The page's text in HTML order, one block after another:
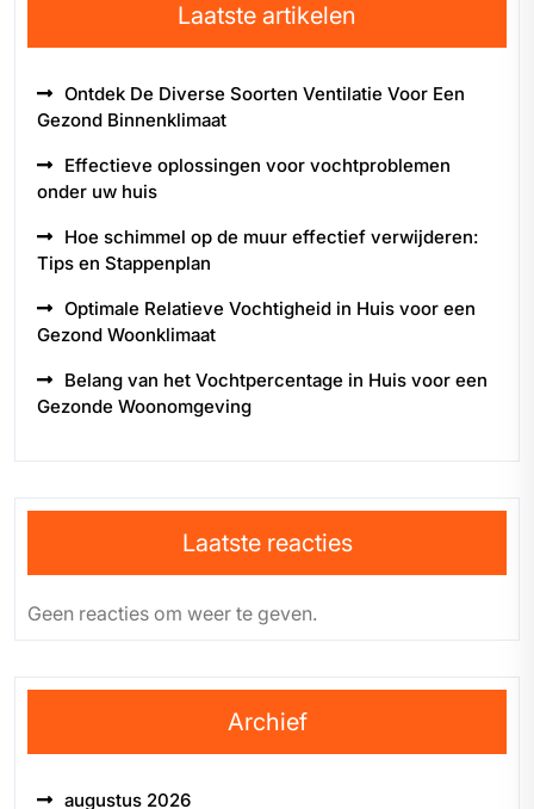
Laatste artikelen
Ontdek De Diverse Soorten Ventilatie Voor Een
Gezond Binnenklimaat
Effectieve oplossingen voor vochtproblemen
onder uw huis
Hoe schimmel op de muur effectief verwijderen:
Tips en Stappenplan
Optimale Relatieve Vochtigheid in Huis voor een
Gezond Woonklimaat
Belang van het Vochtpercentage in Huis voor een
Gezonde Woonomgeving
Laatste reacties
Geen reacties om weer te geven.
Archief
augustus 2026